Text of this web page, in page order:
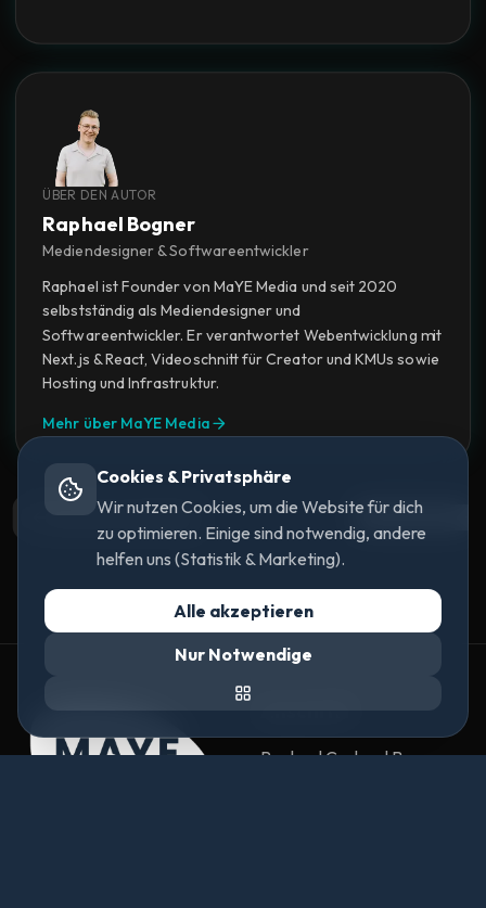
ÜBER DEN AUTOR
Raphael Bogner
Mediendesigner & Softwareentwickler
Raphael ist Founder von MaYE Media und seit 2020
selbstständig als Mediendesigner und
Softwareentwickler. Er verantwortet Webentwicklung mit
Next.js & React, Videoschnitt für Creator und KMUs sowie
Hosting und Infrastruktur.
Mehr über MaYE Media
Zurück zum Blog Artikel teilen
Raphael Gerhard Bogner
Cookies & Privatsphäre
Wir nutzen Cookies, um die Website für dich
zu optimieren. Einige sind notwendig, andere
helfen uns (Statistik & Marketing).
Alle akzeptieren
Nur Notwendige